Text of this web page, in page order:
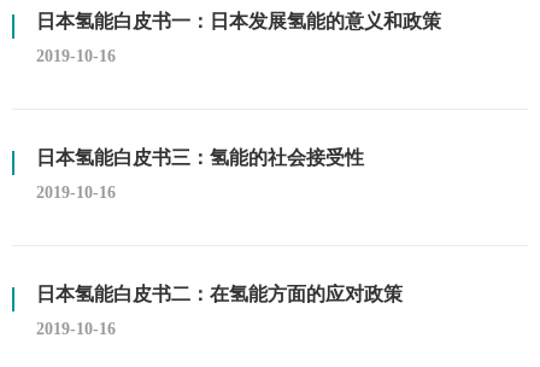
日本氢能白皮书一：日本发展氢能的意义和政策
2019-10-16
日本氢能白皮书三：氢能的社会接受性
2019-10-16
日本氢能白皮书二：在氢能方面的应对政策
2019-10-16